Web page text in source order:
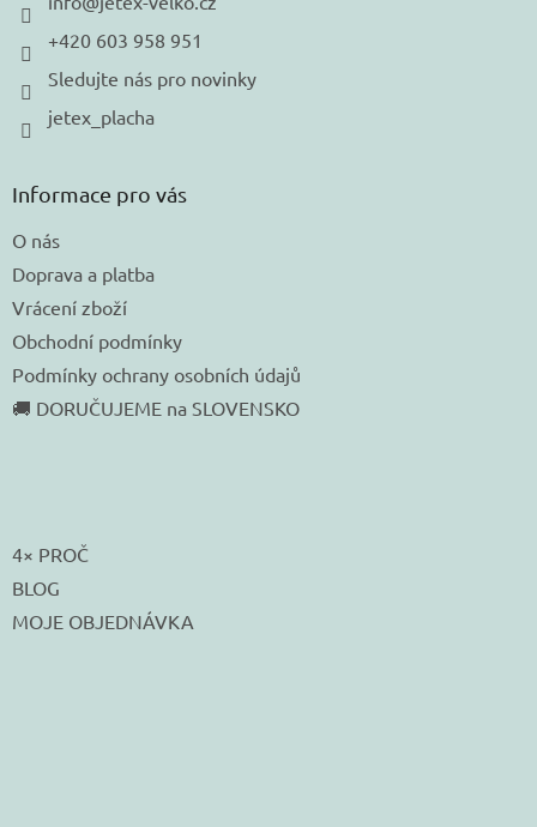
+420 603 958 951
Sledujte nás pro novinky
jetex_placha
Informace pro vás
O nás
Doprava a platba
Vrácení zboží
Obchodní podmínky
Podmínky ochrany osobních údajů
🚚 DORUČUJEME na SLOVENSKO
4× PROČ
BLOG
MOJE OBJEDNÁVKA